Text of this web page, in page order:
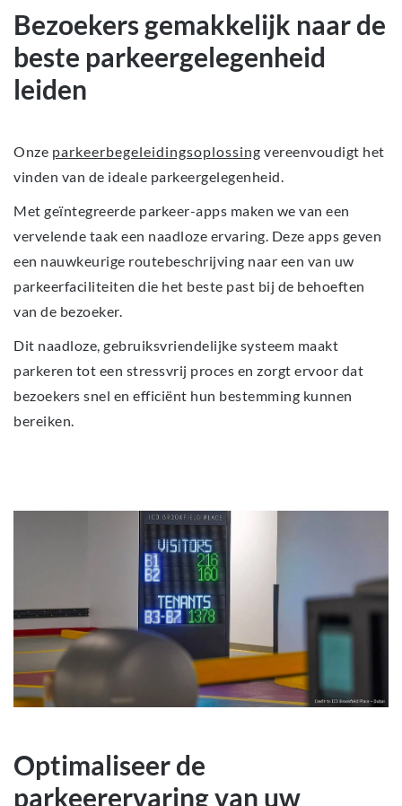
Bezoekers gemakkelijk naar de
beste parkeergelegenheid
leiden
Onze parkeerbegeleidingsoplossing vereenvoudigt het
vinden van de ideale parkeergelegenheid.
Met geïntegreerde parkeer-apps maken we van een
vervelende taak een naadloze ervaring. Deze apps geven
een nauwkeurige routebeschrijving naar een van uw
parkeerfaciliteiten die het beste past bij de behoeften
van de bezoeker.
Dit naadloze, gebruiksvriendelijke systeem maakt
parkeren tot een stressvrij proces en zorgt ervoor dat
bezoekers snel en efficiënt hun bestemming kunnen
bereiken.
Optimaliseer de
parkeerervaring van uw